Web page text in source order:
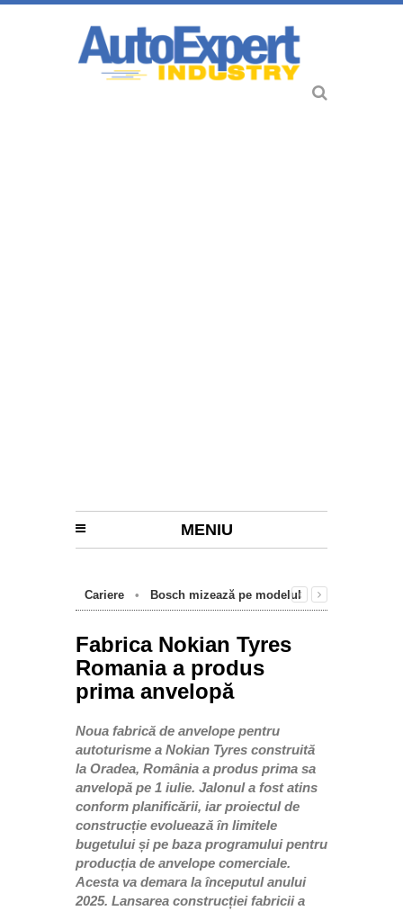
MENIU
Cariere •
Bosch mizează pe modelul
oportunităților pentru elevi
Fabrica Nokian Tyres
Romania a produs
prima anvelopă
Noua fabrică de anvelope pentru
autoturisme a Nokian Tyres construită
la Oradea, România a produs prima sa
anvelopă pe 1 iulie. Jalonul a fost atins
conform planificării, iar proiectul de
construcție evoluează în limitele
bugetului și pe baza programului pentru
producția de anvelope comerciale.
Acesta va demara la începutul anului
2025. Lansarea construcției fabricii a